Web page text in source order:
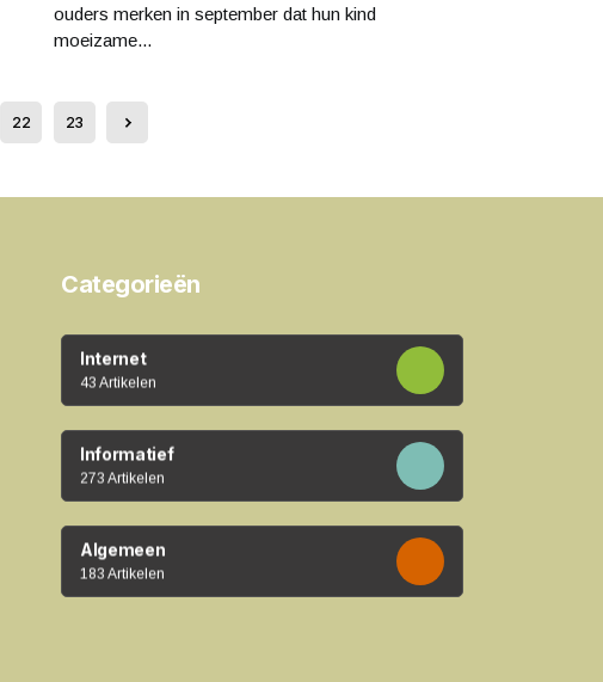
ouders merken in september dat hun kind
moeizame...
22 23
Categorieën
Internet
43 Artikelen
Informatief
273 Artikelen
Algemeen
183 Artikelen